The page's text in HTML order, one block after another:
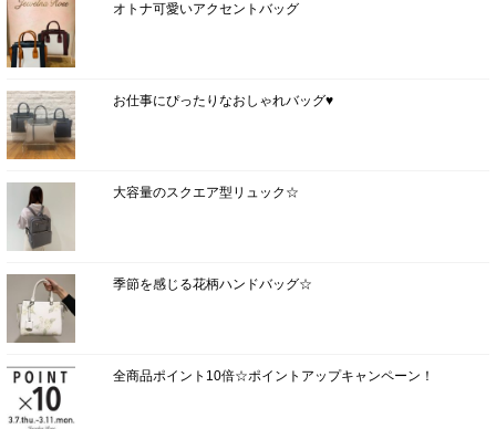
オトナ可愛いアクセントバッグ
お仕事にぴったりなおしゃれバッグ♥
大容量のスクエア型リュック☆
季節を感じる花柄ハンドバッグ☆
全商品ポイント10倍☆ポイントアップキャンペーン！